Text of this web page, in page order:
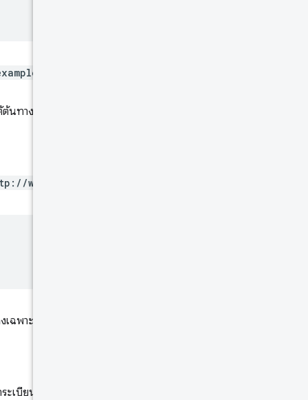
นทางนั้น
www.example.com
เฉพาะข้อมูลของหน้านั้น
ะเบียนมีข้อมูลเกี่ยวกับการโหลดที่